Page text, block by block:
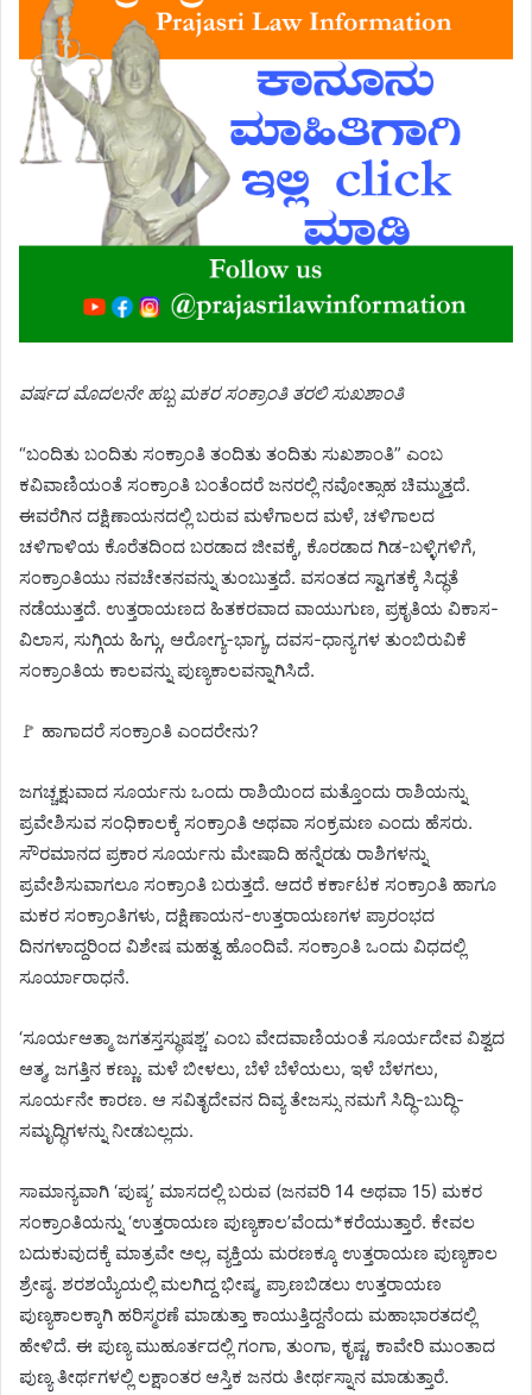
ವರ್ಷದ ಮೊದಲನೇ ಹಬ್ಬ ಮಕರ ಸಂಕ್ರಾಂತಿ ತರಲಿ ಸುಖಶಾಂತಿ
“ಬಂದಿತು ಬಂದಿತು ಸಂಕ್ರಾಂತಿ ತಂದಿತು ತಂದಿತು ಸುಖಶಾಂತಿ” ಎಂಬ
ಕವಿವಾಣಿಯಂತೆ ಸಂಕ್ರಾಂತಿ ಬಂತೆಂದರೆ ಜನರಲ್ಲಿ ನವೋತ್ಸಾಹ ಚಿಮ್ಮುತ್ತದೆ.
ಈವರೆಗಿನ ದಕ್ಷಿಣಾಯನದಲ್ಲಿ ಬರುವ ಮಳೆಗಾಲದ ಮಳೆ, ಚಳಿಗಾಲದ
ಚಳಿಗಾಳಿಯ ಕೊರೆತದಿಂದ ಬರಡಾದ ಜೀವಕ್ಕೆ, ಕೊರಡಾದ ಗಿಡ-ಬಳ್ಳಿಗಳಿಗೆ,
ಸಂಕ್ರಾಂತಿಯು ನವಚೇತನವನ್ನು ತುಂಬುತ್ತದೆ. ವಸಂತದ ಸ್ವಾಗತಕ್ಕೆ ಸಿದ್ಧತೆ
ನಡೆಯುತ್ತದೆ. ಉತ್ತರಾಯಣದ ಹಿತಕರವಾದ ವಾಯುಗುಣ, ಪ್ರಕೃತಿಯ ವಿಕಾಸ-
ವಿಲಾಸ, ಸುಗ್ಗಿಯ ಹಿಗ್ಗು, ಆರೋಗ್ಯ-ಭಾಗ್ಯ, ದವಸ-ಧಾನ್ಯಗಳ ತುಂಬಿರುವಿಕೆ
ಸಂಕ್ರಾಂತಿಯ ಕಾಲವನ್ನು ಪುಣ್ಯಕಾಲವನ್ನಾಗಿಸಿದೆ.
🚩 ಹಾಗಾದರೆ ಸಂಕ್ರಾಂತಿ ಎಂದರೇನು?
ಜಗಚ್ಚಕ್ಷುವಾದ ಸೂರ್ಯನು ಒಂದು ರಾಶಿಯಿಂದ ಮತ್ತೊಂದು ರಾಶಿಯನ್ನು
ಪ್ರವೇಶಿಸುವ ಸಂಧಿಕಾಲಕ್ಕೆ ಸಂಕ್ರಾಂತಿ ಅಥವಾ ಸಂಕ್ರಮಣ ಎಂದು ಹೆಸರು.
ಸೌರಮಾನದ ಪ್ರಕಾರ ಸೂರ್ಯನು ಮೇಷಾದಿ ಹನ್ನೆರಡು ರಾಶಿಗಳನ್ನು
ಪ್ರವೇಶಿಸುವಾಗಲೂ ಸಂಕ್ರಾಂತಿ ಬರುತ್ತದೆ. ಆದರೆ ಕರ್ಕಾಟಕ ಸಂಕ್ರಾಂತಿ ಹಾಗೂ
ಮಕರ ಸಂಕ್ರಾಂತಿಗಳು, ದಕ್ಷಿಣಾಯನ-ಉತ್ತರಾಯಣಗಳ ಪ್ರಾರಂಭದ
ದಿನಗಳಾದ್ದರಿಂದ ವಿಶೇಷ ಮಹತ್ವ ಹೊಂದಿವೆ. ಸಂಕ್ರಾಂತಿ ಒಂದು ವಿಧದಲ್ಲಿ
ಸೂರ್ಯಾರಾಧನೆ.
‘ಸೂರ್ಯಆತ್ಮಾ ಜಗತಸ್ತಸ್ಥುಷಶ್ಚ’ ಎಂಬ ವೇದವಾಣಿಯಂತೆ ಸೂರ್ಯದೇವ ವಿಶ್ವದ
ಆತ್ಮ, ಜಗತ್ತಿನ ಕಣ್ಣು. ಮಳೆ ಬೀಳಲು, ಬೆಳೆ ಬೆಳೆಯಲು, ಇಳೆ ಬೆಳಗಲು,
ಸೂರ್ಯನೇ ಕಾರಣ. ಆ ಸವಿತೃದೇವನ ದಿವ್ಯ ತೇಜಸ್ಸು ನಮಗೆ ಸಿದ್ಧಿ-ಬುದ್ಧಿ-
ಸಮೃದ್ಧಿಗಳನ್ನು ನೀಡಬಲ್ಲದು.
ಸಾಮಾನ್ಯವಾಗಿ ‘ಪುಷ್ಯ’ ಮಾಸದಲ್ಲಿ ಬರುವ (ಜನವರಿ 14 ಅಥವಾ 15) ಮಕರ
ಸಂಕ್ರಾಂತಿಯನ್ನು ‘ಉತ್ತರಾಯಣ ಪುಣ್ಯಕಾಲ’ವೆಂದು*ಕರೆಯುತ್ತಾರೆ. ಕೇವಲ
ಬದುಕುವುದಕ್ಕೆ ಮಾತ್ರವೇ ಅಲ್ಲ, ವ್ಯಕ್ತಿಯ ಮರಣಕ್ಕೂ ಉತ್ತರಾಯಣ ಪುಣ್ಯಕಾಲ
ಶ್ರೇಷ್ಠ. ಶರಶಯ್ಯೆಯಲ್ಲಿ ಮಲಗಿದ್ದ ಭೀಷ್ಮ, ಪ್ರಾಣಬಿಡಲು ಉತ್ತರಾಯಣ
ಪುಣ್ಯಕಾಲಕ್ಕಾಗಿ ಹರಿಸ್ಮರಣೆ ಮಾಡುತ್ತಾ ಕಾಯುತ್ತಿದ್ದನೆಂದು ಮಹಾಭಾರತದಲ್ಲಿ
ಹೇಳಿದೆ. ಈ ಪುಣ್ಯ ಮುಹೂರ್ತದಲ್ಲಿ ಗಂಗಾ, ತುಂಗಾ, ಕೃಷ್ಣ, ಕಾವೇರಿ ಮುಂತಾದ
ಪುಣ್ಯ ತೀರ್ಥಗಳಲ್ಲಿ ಲಕ್ಷಾಂತರ ಆಸ್ತಿಕ ಜನರು ತೀರ್ಥಸ್ನಾನ ಮಾಡುತ್ತಾರೆ.